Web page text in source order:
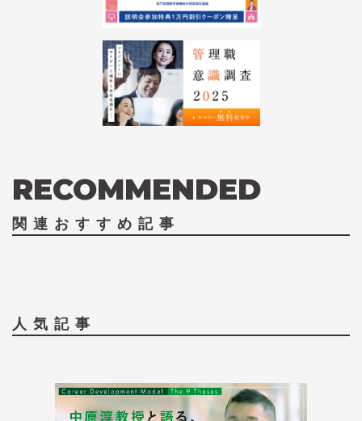
RECOMMENDED
関連おすすめ記事
人気記事